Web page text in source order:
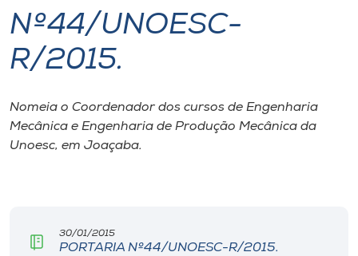
I.nova
Cultura
Nº44/UNOESC-
R/2015.
Nomeia o Coordenador dos cursos de Engenharia
Mecânica e Engenharia de Produção Mecânica da
Unoesc, em Joaçaba.
30/01/2015
PORTARIA Nº44/UNOESC-R/2015.